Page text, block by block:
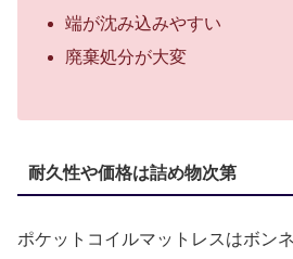
端が沈み込みやすい
廃棄処分が大変
耐久性や価格は詰め物次第
ポケットコイルマットレスはボン